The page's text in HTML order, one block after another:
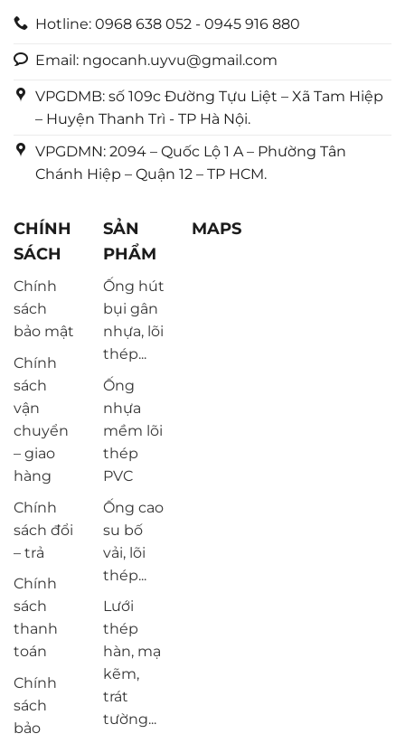
Hotline: 0968 638 052 - 0945 916 880
Email: ngocanh.uyvu@gmail.com
VPGDMB: số 109c Đường Tựu Liệt – Xã Tam Hiệp
– Huyện Thanh Trì - TP Hà Nội.
VPGDMN: 2094 – Quốc Lộ 1 A – Phường Tân
Chánh Hiệp – Quận 12 – TP HCM.
CHÍNH
SÁCH
Chính
sách
bảo mật
Chính
sách
vận
chuyển
– giao
hàng
Chính
sách đổi
– trả
Chính
sách
thanh
toán
Chính
sách
bảo
SẢN
PHẨM
Ống hút
bụi gân
nhựa, lõi
thép...
Ống
nhựa
mềm lõi
thép
PVC
Ống cao
su bố
vải, lõi
thép...
Lưới
thép
hàn, mạ
kẽm,
trát
tường...
MAPS